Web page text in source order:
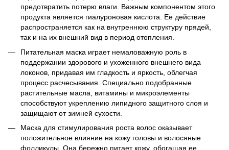
предотвратить потерю влаги. Важным компонентом этого
продукта является гиалуроновая кислота. Ее действие
распространяется как на внутреннюю структуру прядей,
так и на их внешний вид в период отопления.
Питательная маска играет немаловажную роль в
поддержании здорового и ухоженного внешнего вида
локонов, придавая им гладкость и яркость, облегчая
процесс расчесывания. Специально подобранные
растительные масла, витамины и микроэлементы
способствуют укреплению липидного защитного слоя и
защищают от зимней сухости.
Маска для стимулирования роста волос оказывает
положительное влияние на кожу головы и волосяные
фолликулы. Она бережно питает кожу, обогащая ее